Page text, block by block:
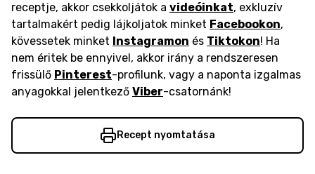
receptje, akkor csekkoljátok a videóinkat, exkluzív
tartalmakért pedig lájkoljatok minket Facebookon,
kövessetek minket Instagramon és Tiktokon! Ha
nem éritek be ennyivel, akkor irány a rendszeresen
frissülő Pinterest-profilunk, vagy a naponta izgalmas
anyagokkal jelentkező Viber-csatornánk!
Recept nyomtatása